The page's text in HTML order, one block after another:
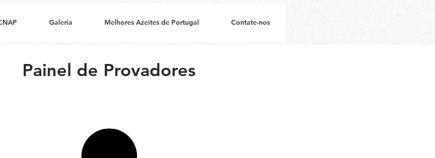
Galeria Melhores Azeites de Portugal Contate-nos
Painel de Provadores